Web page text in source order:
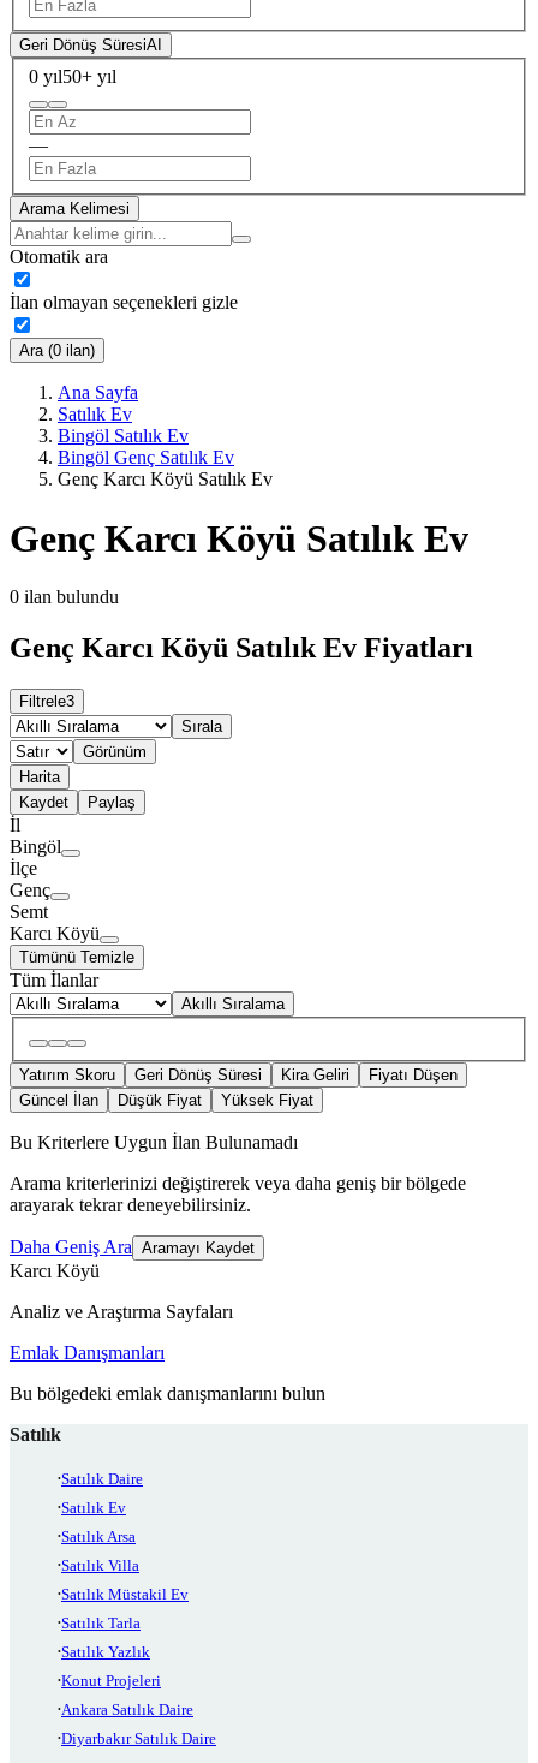
Geri Dönüş SüresiAI
0 yıl50+ yıl
—
Arama Kelimesi
Otomatik ara
İlan olmayan seçenekleri gizle
Ara (0 ilan)
Ana Sayfa
Satılık Ev
Bingöl Satılık Ev
Bingöl Genç Satılık Ev
Genç Karcı Köyü Satılık Ev
Genç Karcı Köyü Satılık Ev
0 ilan bulundu
Genç Karcı Köyü Satılık Ev Fiyatları
Filtrele3
Sırala
Görünüm
Harita
Kaydet
Paylaş
İl
Bingöl
İlçe
Genç
Semt
Karcı Köyü
Tümünü Temizle
Tüm İlanlar
Akıllı Sıralama
Yatırım Skoru Geri Dönüş Süresi Kira Geliri
Fiyatı Düşen
Güncel İlan
Düşük Fiyat Yüksek Fiyat
Bu Kriterlere Uygun İlan Bulunamadı
Arama kriterlerinizi değiştirerek veya daha geniş bir bölgede
arayarak tekrar deneyebilirsiniz.
Daha Geniş Ara Aramayı Kaydet
Karcı Köyü
Analiz ve Araştırma Sayfaları
Emlak Danışmanları
Bu bölgedeki emlak danışmanlarını bulun
Satılık
Satılık Daire
Satılık Ev
Satılık Arsa
Satılık Villa
Satılık Müstakil Ev
Satılık Tarla
Satılık Yazlık
Konut Projeleri
Ankara Satılık Daire
Diyarbakır Satılık Daire